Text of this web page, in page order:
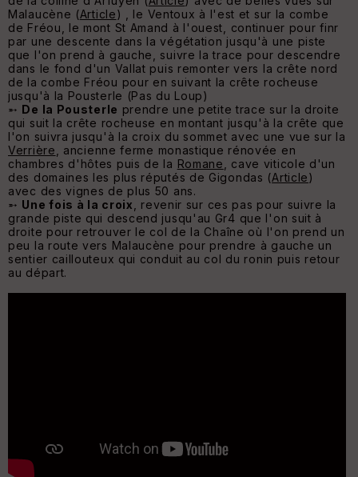
Malaucène (Article) , le Ventoux à l'est et sur la combe
de Fréou, le mont St Amand à l'ouest, continuer pour finr
par une descente dans la végétation jusqu'à une piste
que l'on prend à gauche, suivre la trace pour descendre
dans le fond d'un Vallat puis remonter vers la crête nord
de la combe Fréou pour en suivant la crête rocheuse
jusqu'à la Pousterle (Pas du Loup)
➵ De la Pousterle prendre une petite trace sur la droite
qui suit la crête rocheuse en montant jusqu'à la crête que
l'on suivra jusqu'à la croix du sommet avec une vue sur la
Verrière , ancienne ferme monastique rénovée en
chambres d'hôtes puis de la Romane
, cave viticole d'un
des domaines les plus réputés de Gigondas (Article)
avec des vignes de plus 50 ans.
➵ Une fois à la croix
, revenir sur ces pas pour suivre la
grande piste qui descend jusqu'au Gr4 que l'on suit à
droite pour retrouver le col de la Chaîne où l'on prend un
peu la route vers Malaucène pour prendre à gauche un
sentier caillouteux qui conduit au col du ronin puis retour
au départ.